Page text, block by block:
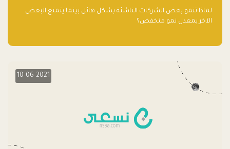
لماذا تنمو بعض الشركات الناشئة بشكل هائل بينما يتمتع البعض
الآخر بمعدل نمو منخفض؟
10-06-2021